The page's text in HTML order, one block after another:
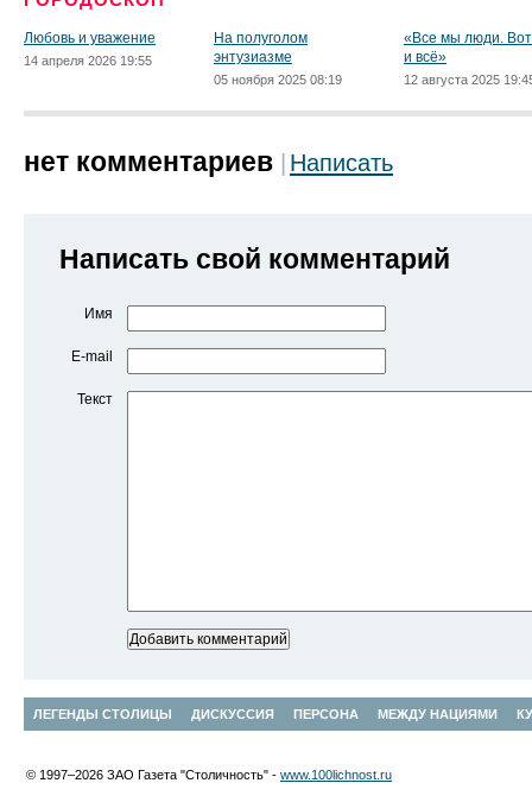
Любовь и уважение
14 апреля 2026 19:55
На полуголом
энтузиазме
05 ноября 2025 08:19
«Все мы люди. Вот
и всё»
12 августа 2025
нет комментариев Написать
Написать свой комментарий
Имя
E-mail
Текст
ЛЕГЕНДЫ СТОЛИЦЫ ДИСКУССИЯ ПЕРСОНА МЕЖДУ НАЦИЯМИ
© 1997–2026 ЗАО Газета "Столичность" - www.100lichnost.ru